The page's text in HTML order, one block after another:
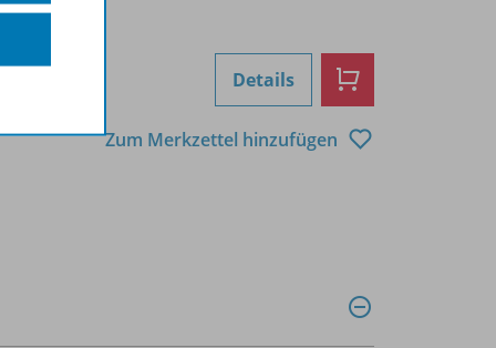
Details
Zum Merkzettel hinzufügen